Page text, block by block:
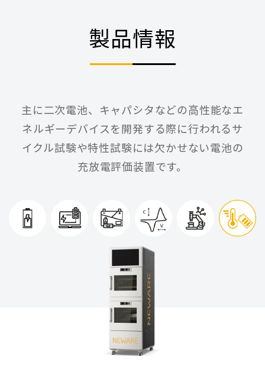
製品情報
主に二次電池、キャパシタなどの高性能なエ
ネルギーデバイスを開発する際に行われるサ
イクル試験や特性試験には欠かせない電池の
充放電評価装置です。